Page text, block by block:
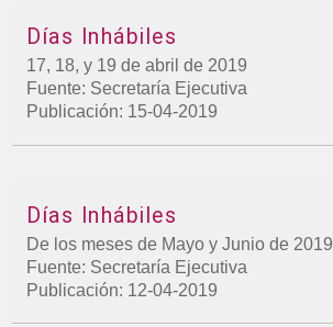
Días Inhábiles
17, 18, y 19 de abril de 2019
Fuente: Secretaría Ejecutiva
Publicación: 15-04-2019
Días Inhábiles
De los meses de Mayo y Junio de 2019
Fuente: Secretaría Ejecutiva
Publicación: 12-04-2019